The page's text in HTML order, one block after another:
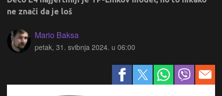
ne znači da je loš
Mario Baksa
petak, 31. svibnja 2024. u 06:00